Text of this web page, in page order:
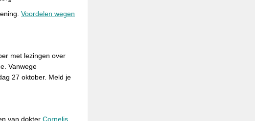
Voordelen wegen
met lezingen over
Vanwege
27 oktober. Meld je
van dokter Cornelis